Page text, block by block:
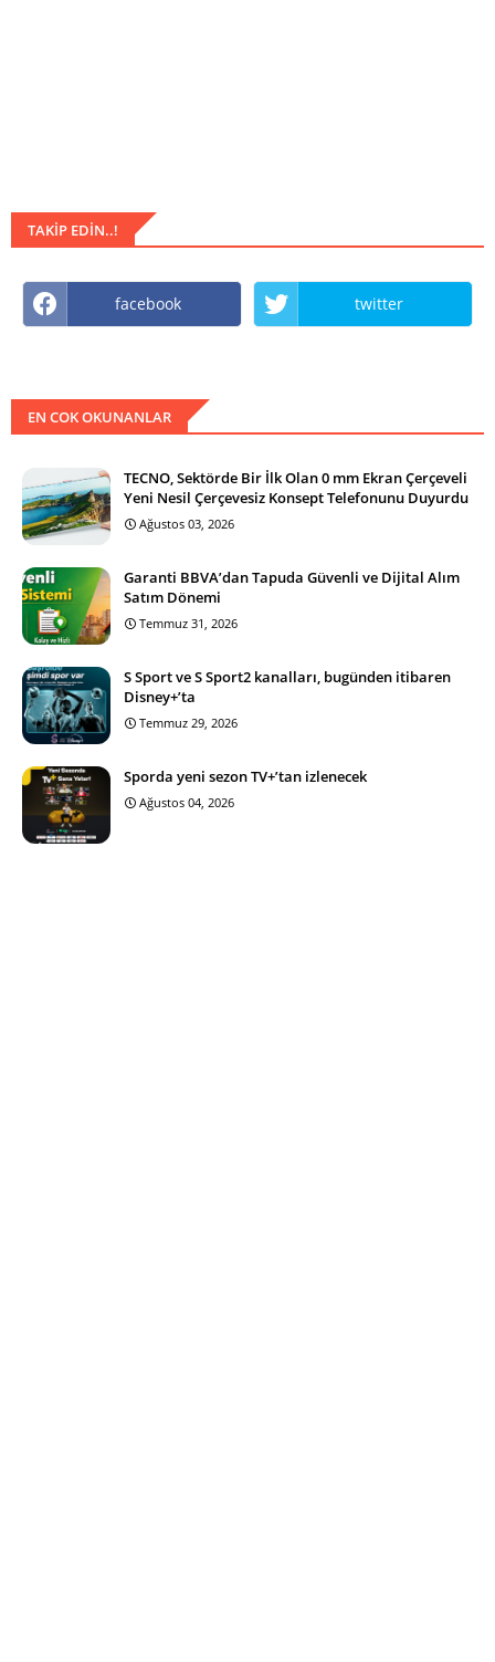
TAKIP EDIN..!
facebook twitter
EN COK OKUNANLAR
TECNO, Sektörde Bir İlk Olan 0 mm Ekran Çerçeveli
Yeni Nesil Çerçevesiz Konsept Telefonunu Duyurdu
Ağustos 03, 2026
Garanti BBVA’dan Tapuda Güvenli ve Dijital Alım
Satım Dönemi
Temmuz 31, 2026
S Sport ve S Sport2 kanalları, bugünden itibaren
Disney+’ta
Temmuz 29, 2026
Sporda yeni sezon TV+’tan izlenecek
Ağustos 04, 2026